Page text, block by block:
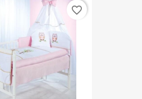
favorite_border